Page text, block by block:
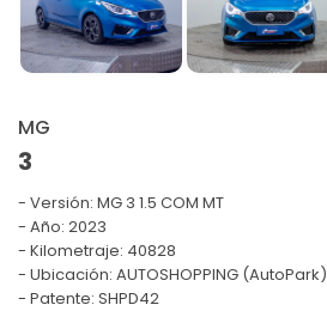
MG
3
Versión: MG 3 1.5 COM MT
Año: 2023
Kilometraje: 40828
Ubicación: AUTOSHOPPING (AutoPark)
Patente: SHPD42